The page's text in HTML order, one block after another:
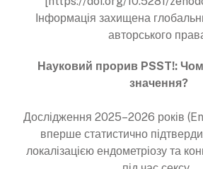
Інформація захищена
авторського
Науковий прорив PSST!:
значення?
Дослідження 2025–2026 років
вперше статистично
локалізацією ендометріозу та